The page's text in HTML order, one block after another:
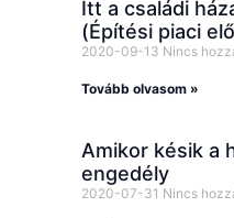
Itt a családi
(Építési piaci
2020-09-13 Nincs
Tovább olvasom »
Amikor késik a
engedély
2020-07-31 Nincs